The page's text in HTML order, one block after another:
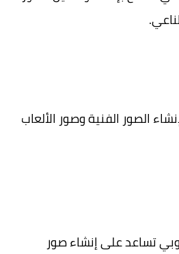
الصور الفنية وصور الألعاب
تساعد على إنشاء صور